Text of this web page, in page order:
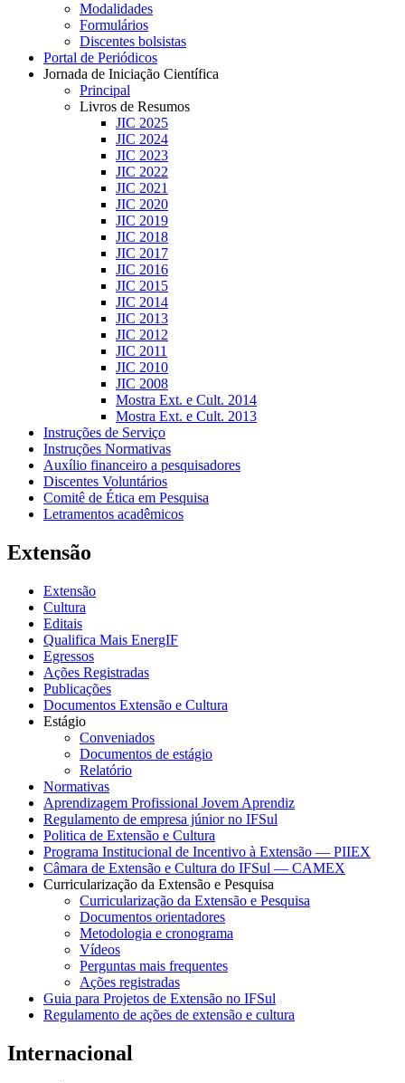
Modalidades
Formulários
Discentes bolsistas
Portal de Periódicos
Jornada de Iniciação Científica
Principal
Livros de Resumos
JIC 2025
JIC 2024
JIC 2023
JIC 2022
JIC 2021
JIC 2020
JIC 2019
JIC 2018
JIC 2017
JIC 2016
JIC 2015
JIC 2014
JIC 2013
JIC 2012
JIC 2011
JIC 2010
JIC 2008
Mostra Ext. e Cult. 2014
Mostra Ext. e Cult. 2013
Instruções de Serviço
Instruções Normativas
Auxílio financeiro a pesquisadores
Discentes Voluntários
Comitê de Ética em Pesquisa
Letramentos acadêmicos
Extensão
Extensão
Cultura
Editais
Qualifica Mais EnergIF
Egressos
Ações Registradas
Publicações
Documentos Extensão e Cultura
Estágio
Conveniados
Documentos de estágio
Relatório
Normativas
Aprendizagem Profissional Jovem Aprendiz
Regulamento de empresa júnior no IFSul
Politica de Extensão e Cultura
Programa Institucional de Incentivo à Extensão — PIIEX
Câmara de Extensão e Cultura do IFSul — CAMEX
Curricularização da Extensão e Pesquisa
Curricularização da Extensão e Pesquisa
Documentos orientadores
Metodologia e cronograma
Vídeos
Perguntas mais frequentes
Ações registradas
Guia para Projetos de Extensão no IFSul
Regulamento de ações de extensão e cultura
Internacional